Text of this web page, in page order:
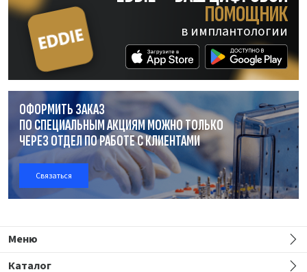
ПОМОЩНИК
в имплантологии
ОФОРМИТЬ ЗАКАЗ
ПО СПЕЦИАЛЬНЫМ АКЦИЯМ МОЖНО ТОЛЬКО
ЧЕРЕЗ ОТДЕЛПО РАБОТЕС КЛИЕНТАМИ
Связаться
Меню
Каталог